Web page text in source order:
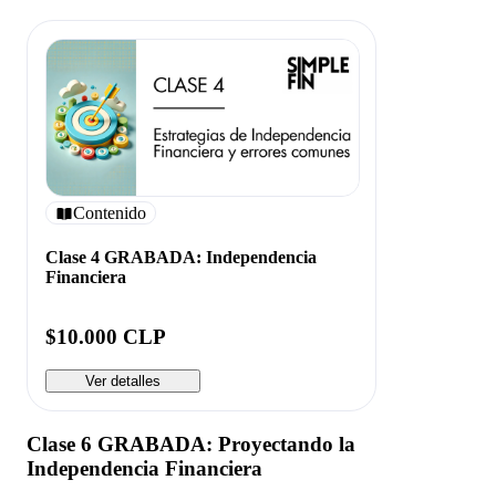
Contenido
Clase 4 GRABADA: Independencia
Financiera
$10.000 CLP
Ver detalles
Clase 6 GRABADA: Proyectando la
Independencia Financiera